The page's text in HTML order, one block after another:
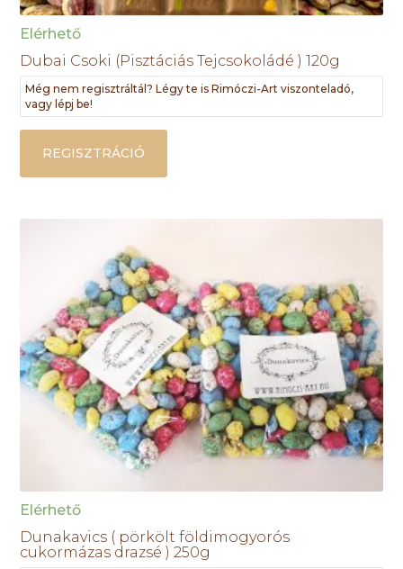
Elérhető
Dubai Csoki (Pisztáciás Tejcsokoládé ) 120g
Még nem regisztráltál? Légy te is Rimóczi-Art viszonteladó,
vagy lépj be!
REGISZTRÁCIÓ
Elérhető
Dunakavics ( pörkölt földimogyorós
cukormázas drazsé ) 250g